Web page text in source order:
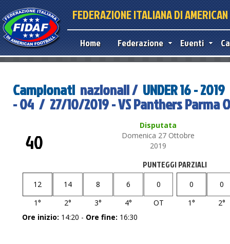
FEDERAZIONE ITALIANA DI
Home Federazione Eventi
Campionati nazionali / UNDER 16 - 2019
- 04 / 27/10/2019 - VS Panthers Parma
Disputata
Domenica 27 Ottobre
2019
40
PUNTEGGI PARZIALI
12 14 8 6
0
1°
2° 3° 4° OT
0
0
1°
2°
Ore inizio: 14:20 - Ore fine: 16:30